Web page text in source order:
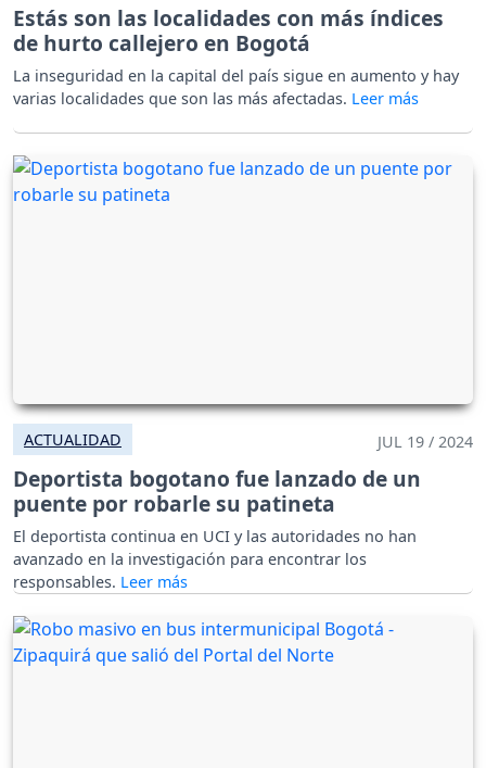
Estás son las localidades con más índices
de hurto callejero en Bogotá
La inseguridad en la capital del país sigue en aumento y hay
varias localidades que son las más afectadas.
ACTUALIDAD JUL 19 / 2024
Deportista bogotano fue lanzado de un
puente por robarle su patineta
El deportista continua en UCI y las autoridades no han
avanzado en la investigación para encontrar los
responsables.